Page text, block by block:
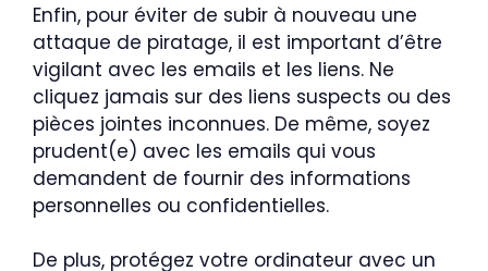
Enfin, pour éviter de subir à nouveau une
attaque de piratage, il est important d’être
vigilant avec les emails et les liens. Ne
cliquez jamais sur des liens suspects ou des
pièces jointes inconnues. De même, soyez
prudent(e) avec les emails qui vous
demandent de fournir des informations
personnelles ou confidentielles.
De plus, protégez votre ordinateur avec un